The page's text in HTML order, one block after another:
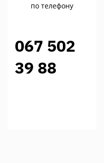
по телефону
067 502
39 88